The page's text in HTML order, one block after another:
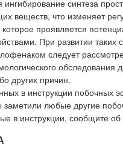
ингибирование синтеза
веществ, что изменяет
которое проявляется
При развитии таких
следует
обследования
других причин.
в инструкции побочных
заметили любые другие
в инструкции, сообщите об